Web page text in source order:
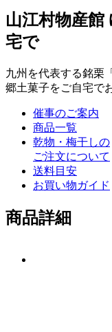
山江村物産館
宅で
九州を代表する銘栗
郷土菓子をご自宅で
催事のご案内
商品一覧
乾物・梅干しの
ご注文について
送料目安
お買い物ガイド
商品詳細